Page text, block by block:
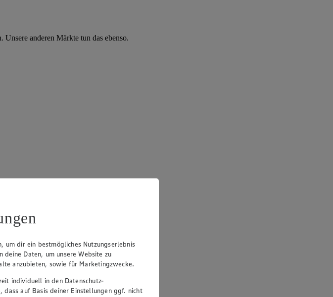
anderen Märkte tun das ebenso.
um dir ein bestmögliches Nutzungserlebnis
deine Daten, um unsere Website zu
anzubieten, sowie für Marketingzwecke.
individuell in den Datenschutz-
auf Basis deiner Einstellungen ggf. nicht